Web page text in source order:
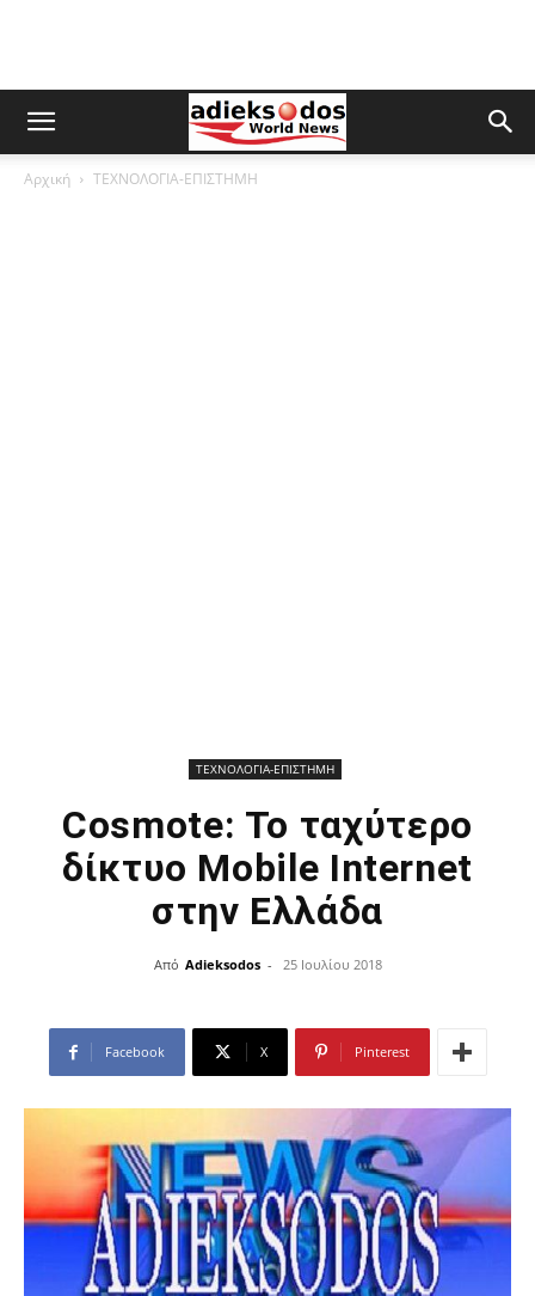
Αρχική ΤΕΧΝΟΛΟΓΙΑ-ΕΠΙΣΤΗΜΗ
ΤΕΧΝΟΛΟΓΙΑ-ΕΠΙΣΤΗΜΗ
Cosmote: Το ταχύτερο
δίκτυο Mobile Internet
στην Ελλάδα
Από Adieksodos - 25 Ιουλίου 2018
Facebook X Pinterest